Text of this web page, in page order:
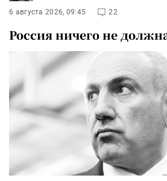
6 августа 2026, 09:45 22
Россия ничего не